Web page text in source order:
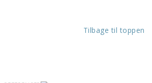
Tilbage til toppen